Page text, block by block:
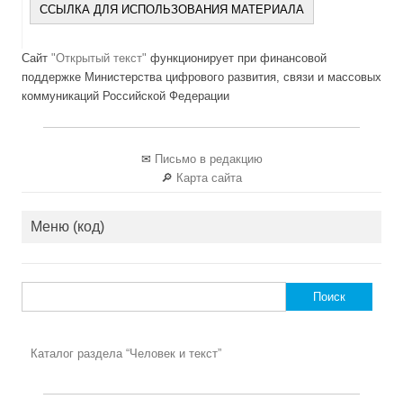
ССЫЛКА ДЛЯ ИСПОЛЬЗОВАНИЯ МАТЕРИАЛА
Сайт "Открытый текст" функционирует при финансовой
поддержке Министерства цифрового развития, связи и массовых
коммуникаций Российской Федерации
✉ Письмо в редакцию
🔎 Карта сайта
Меню (код)
Каталог раздела “Человек и текст”